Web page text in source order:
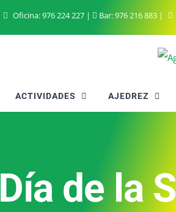
Oficina:976 224 227 | Bar:976 216 883 |
ACTIVIDADES AJEDREZ
Día de la